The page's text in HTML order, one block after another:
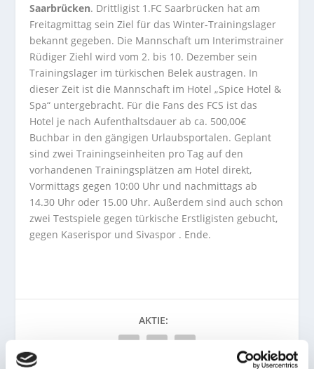
Saarbrücken. Drittligist 1.FC Saarbrücken hat am
Freitagmittag sein Ziel für das Winter-Trainingslager
bekannt gegeben. Die Mannschaft um Interimstrainer
Rüdiger Ziehl wird vom 2. bis 10. Dezember sein
Trainingslager im türkischen Belek austragen. In
dieser Zeit ist die Mannschaft im Hotel „Spice Hotel &
Spa“ untergebracht. Für die Fans des FCS ist das
Hotel je nach Aufenthaltsdauer ab ca. 500,00€
Buchbar in den gängigen Urlaubsportalen. Geplant
sind zwei Trainingseinheiten pro Tag auf den
vorhandenen Trainingsplätzen am Hotel direkt,
Vormittags gegen 10:00 Uhr und nachmittags ab
14.30 Uhr oder 15.00 Uhr. Außerdem sind auch schon
zwei Testspiele gegen türkische Erstligisten gebucht,
gegen Kaserispor und Sivaspor . Ende.
AKTIE: